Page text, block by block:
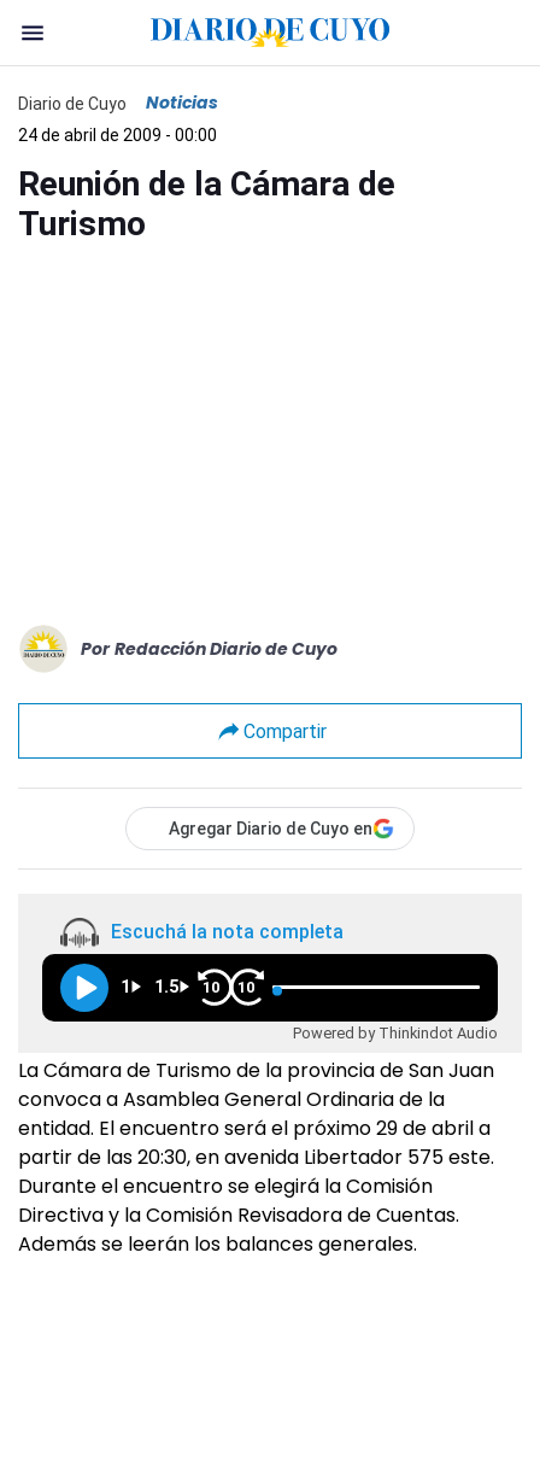
Diario de Cuyo Noticias
24 de abril de 2009 - 00:00
Reunión de la Cámara de
Turismo
Por Redacción Diario de Cuyo
Compartir
Agregar Diario de Cuyo en
Escuchá la nota completa
1 1.5 10 10
Powered by Thinkindot Audio
La Cámara de Turismo de la provincia de San Juan
convoca a Asamblea General Ordinaria de la
entidad. El encuentro será el próximo 29 de abril a
partir de las 20:30, en avenida Libertador 575 este.
Durante el encuentro se elegirá la Comisión
Directiva y la Comisión Revisadora de Cuentas.
Además se leerán los balances generales.